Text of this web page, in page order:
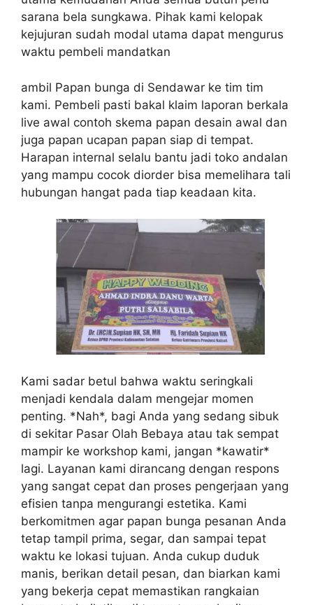
sarana bela sungkawa. Pihak kami kelopak
kejujuran sudah modal utama dapat mengurus
waktu pembeli mandatkan
ambil Papan bunga di Sendawar ke tim tim
kami. Pembeli pasti bakal klaim laporan berkala
live awal contoh skema papan desain awal dan
juga papan ucapan papan siap di tempat.
Harapan internal selalu bantu jadi toko andalan
yang mampu cocok diorder bisa memelihara tali
hubungan hangat pada tiap keadaan kita.
Kami sadar betul bahwa waktu seringkali
menjadi kendala dalam mengejar momen
penting. *Nah*, bagi Anda yang sedang sibuk
di sekitar Pasar Olah Bebaya atau tak sempat
mampir ke workshop kami, jangan *kawatir*
lagi. Layanan kami dirancang dengan respons
yang sangat cepat dan proses pengerjaan yang
efisien tanpa mengurangi estetika. Kami
berkomitmen agar papan bunga pesanan Anda
tetap tampil prima, segar, dan sampai tepat
waktu ke lokasi tujuan. Anda cukup duduk
manis, berikan detail pesan, dan biarkan kami
yang bekerja cepat memastikan rangkaian